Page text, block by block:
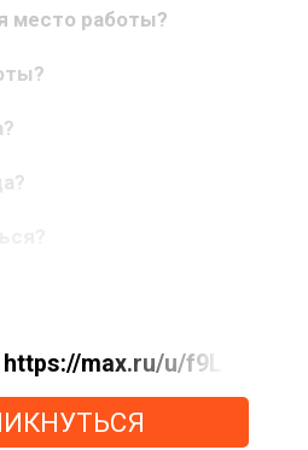
место работы?
max.ru/u/